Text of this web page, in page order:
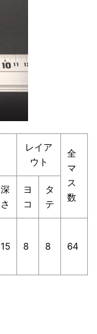
レイア
ウト
全
マ
ス
数
深
さ
ヨ
コ
タ
テ
15 8 8 64